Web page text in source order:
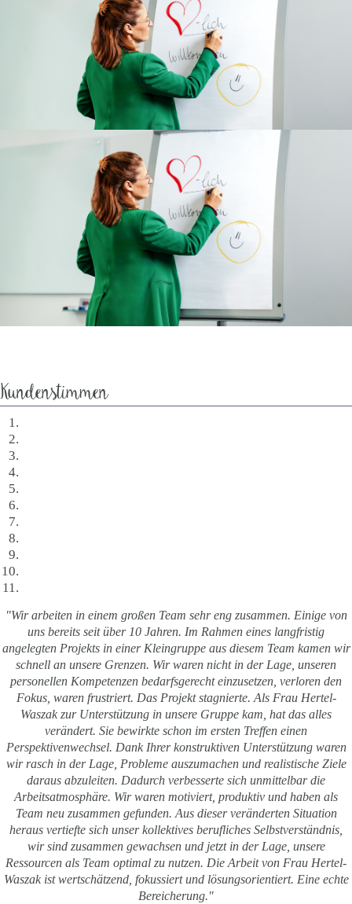
Kundenstimmen
"Wir arbeiten in einem großen Team sehr eng zusammen. Einige von
uns bereits seit über 10 Jahren. Im Rahmen eines langfristig
angelegten Projekts in einer Kleingruppe aus diesem Team kamen wir
schnell an unsere Grenzen. Wir waren nicht in der Lage, unseren
personellen Kompetenzen bedarfsgerecht einzusetzen, verloren den
Fokus, waren frustriert. Das Projekt stagnierte. Als Frau Hertel-
Waszak zur Unterstützung in unsere Gruppe kam, hat das alles
verändert. Sie bewirkte schon im ersten Treffen einen
Perspektivenwechsel. Dank Ihrer konstruktiven Unterstützung waren
wir rasch in der Lage, Probleme auszumachen und realistische Ziele
daraus abzuleiten. Dadurch verbesserte sich unmittelbar die
Arbeitsatmosphäre. Wir waren motiviert, produktiv und haben als
Team neu zusammen gefunden. Aus dieser veränderten Situation
heraus vertiefte sich unser kollektives berufliches Selbstverständnis,
wir sind zusammen gewachsen und jetzt in der Lage, unsere
Ressourcen als Team optimal zu nutzen. Die Arbeit von Frau Hertel-
Waszak ist wertschätzend, fokussiert und lösungsorientiert. Eine echte
Bereicherung."